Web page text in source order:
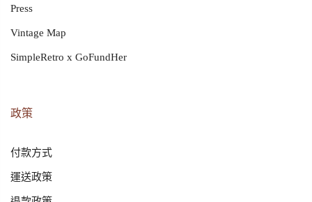
Press
Vintage Map
SimpleRetro x GoFundHer
政策
付款方式
運送政策